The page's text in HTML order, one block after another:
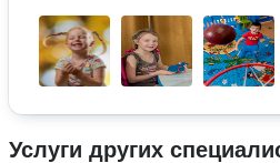
Услуги других